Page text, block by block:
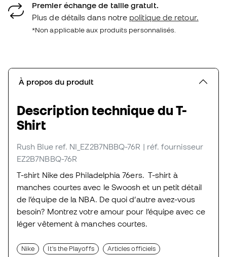
Premier échange de taille gratuit.
Plus de détails dans notre politique de retour.
*Non applicable aux produits personnalisés.
À propos du produit
Description technique du T-
Shirt
Rush Blue ref. NI_EZ2B7NBBQ-76R | réf. fournisseur
EZ2B7NBBQ-76R
T-shirt Nike des Philadelphia 76ers. T-shirt à
manches courtes avec le Swoosh et un petit détail
de l’équipe de la NBA. De quoi d’autre avez-vous
besoin? Montrez votre amour pour l’équipe avec ce
léger vêtement à manches courtes.
Nike It's the Playoffs Articles officiels